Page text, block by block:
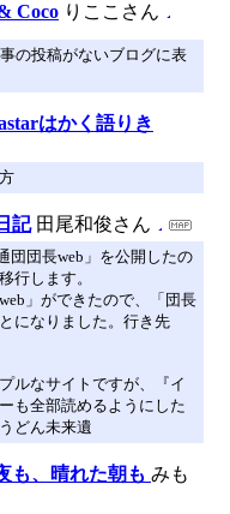
Coco りここさん
の投稿がないブログに表
はかく語りき
記 田尾和俊さん
団団長web」を公開したの
行します。
」ができたので、「団長
になりました。行き先
ルなサイトですが、『イ
も全部読めるようにした
どん未来遺
も、晴れた朝も みも